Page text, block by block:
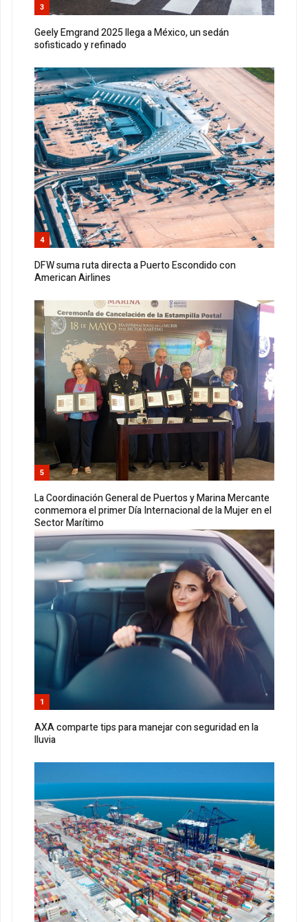
3
Geely Emgrand 2025 llega a México, un sedán
sofisticado y refinado
4
DFW suma ruta directa a Puerto Escondido con
American Airlines
5
La Coordinación General de Puertos y Marina Mercante
conmemora el primer Día Internacional de la Mujer en el
Sector Marítimo
1
AXA comparte tips para manejar con seguridad en la
lluvia